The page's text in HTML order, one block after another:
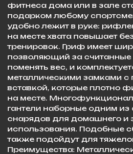
фитнеса дома или в зале
подарком любому
удобно лежит в руке:
на месте хвата повышает
тренировок. Гриф имеет
позволяющий за считанные
поменять вес, и
металлическими замками с
вставкой, которые плотно
на месте.
гантели наборные одним
снарядов для домашнего и
использования. Подобные
также подойдут для
Преимущества: